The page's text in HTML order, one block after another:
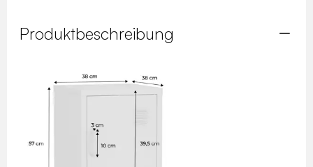
Produktbeschreibung